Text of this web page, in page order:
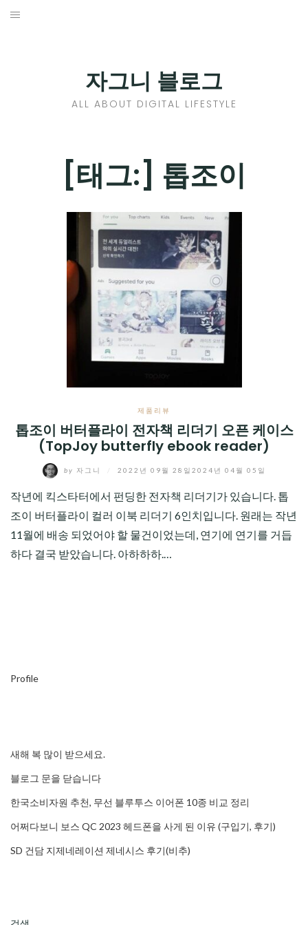
Skip
자그니 블로그
ALL ABOUT DIGITAL LIFESTYLE
[태그:] 톱조이
제품리뷰
톱조이 버터플라이 전자책 리더기 오픈 케이스
(TopJoy butterfly ebook reader)
by 자그니 2022년 09월 28일 2024년 04월 05일
작년에 킥스타터에서 펀딩한 전자책 리더기가 있습니다. 톱
조이 버터플라이 컬러 이북 리더기 6인치입니다. 원래는 작년
11월에 배송 되었어야 할 물건이었는데, 연기에 연기를 거듭
하다 결국 받았습니다. 아하하하.…
Profile
새해 복 많이 받으세요.
블로그 문을 닫습니다
한국소비자원 추천, 무선 블루투스 이어폰 10종 비교 정리
어쩌다보니 보스 QC 2023 헤드폰을 사게 된 이유 (구입기, 후기)
SD 건담 지제네레이션 제네시스 후기(비추)
CHILD
EXPAND
CHILD
MENU
EXPAND
CHILD
MENU
EXPAND
CHILD
MENU